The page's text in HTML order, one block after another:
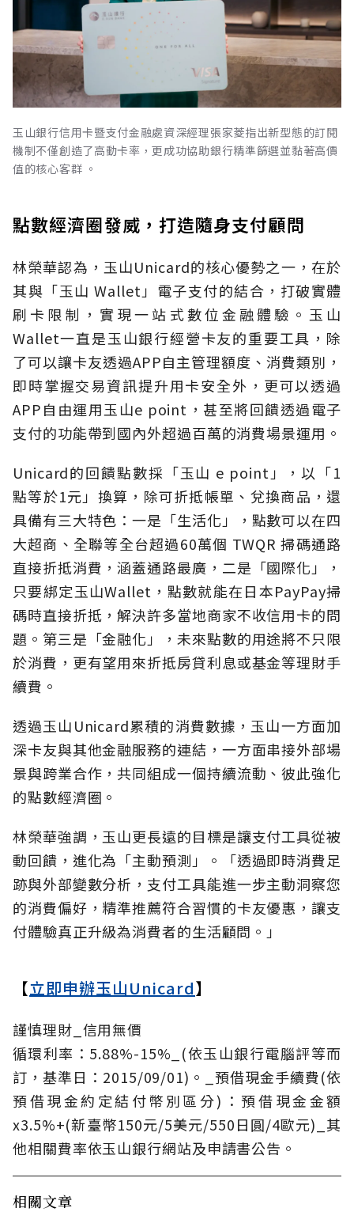
玉山銀行信用卡暨支付金融處資深經理張家菱指出新型態的訂閱
機制不僅創造了高動卡率，更成功協助銀行精準篩選並黏著高價
值的核心客群 。
點數經濟圈發威，打造隨身支付顧問
林榮華認為，玉山Unicard的核心優勢之一，在於
其與「玉山 Wallet」電子支付的結合，打破實體
刷卡限制，實現一站式數位金融體驗。玉山
Wallet一直是玉山銀行經營卡友的重要工具，除
了可以讓卡友透過APP自主管理額度、消費類別，
即時掌握交易資訊提升用卡安全外，更可以透過
APP自由運用玉山e point，甚至將回饋透過電子
支付的功能帶到國內外超過百萬的消費場景運用。
Unicard的回饋點數採「玉山 e point」，以「1
點等於1元」換算，除可折抵帳單、兌換商品，還
具備有三大特色：一是「生活化」，點數可以在四
大超商、全聯等全台超過60萬個 TWQR 掃碼通路
直接折抵消費，涵蓋通路最廣，二是「國際化」，
只要綁定玉山Wallet，點數就能在日本PayPay掃
碼時直接折抵，解決許多當地商家不收信用卡的問
題。第三是「金融化」，未來點數的用途將不只限
於消費，更有望用來折抵房貸利息或基金等理財手
續費。
透過玉山Unicard累積的消費數據，玉山一方面加
深卡友與其他金融服務的連結，一方面串接外部場
景與跨業合作，共同組成一個持續流動、彼此強化
的點數經濟圈。
林榮華強調，玉山更長遠的目標是讓支付工具從被
動回饋，進化為「主動預測」。「透過即時消費足
跡與外部變數分析，支付工具能進一步主動洞察您
的消費偏好，精準推薦符合習慣的卡友優惠，讓支
付體驗真正升級為消費者的生活顧問。」
【立即申辦玉山Unicard】
謹慎理財_信用無價
循環利率：5.88%-15%_(依玉山銀行電腦評等而
訂，基準日：2015/09/01)。_預借現金手續費(依
預借現金約定結付幣別區分)：預借現金金額
x3.5%+(新臺幣150元/5美元/550日圓/4歐元)_其
他相關費率依玉山銀行網站及申請書公告。
相關文章